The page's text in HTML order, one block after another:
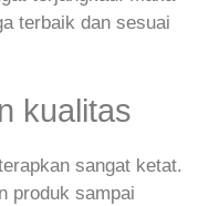
terbaik dan sesuai
kualitas
sangat ketat.
produk sampai